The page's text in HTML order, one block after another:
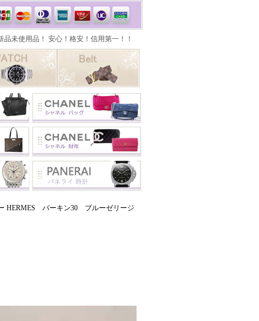
HERMES バーキン30 ブルーゼリージ